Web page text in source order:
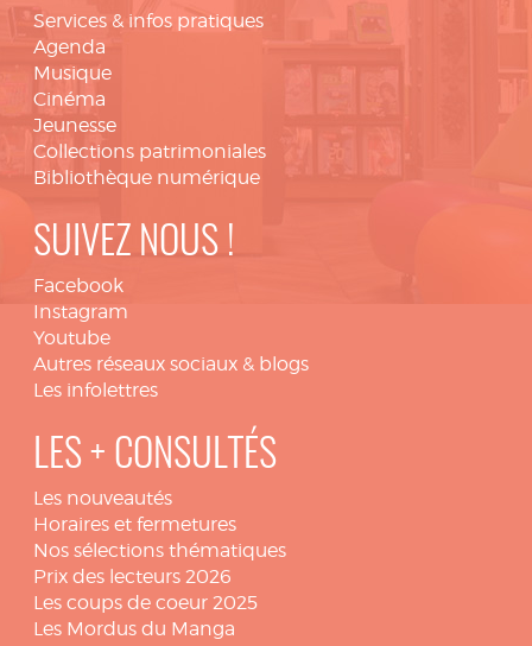
Services & infos pratiques
Agenda
Musique
Cinéma
Jeunesse
Collections patrimoniales
Bibliothèque numérique
SUIVEZ NOUS !
Facebook
Instagram
Youtube
Autres réseaux sociaux & blogs
Les infolettres
LES + CONSULTÉS
Les nouveautés
Horaires et fermetures
Nos sélections thématiques
Prix des lecteurs 2026
Les coups de coeur 2025
Les Mordus du Manga